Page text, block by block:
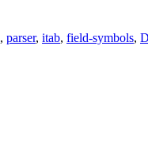
, parser, itab, field-symbols,